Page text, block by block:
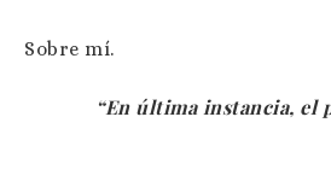
Sobre mí.
“En última instancia, el